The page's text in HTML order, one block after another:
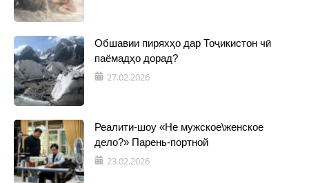
Обшавии пиряхҳо дар Тоҷикистон чӣ
паёмадҳо дорад?
27.02.2026
Реалити-шоу «Не мужское\женское
дело?» Парень-портной
23.02.2026